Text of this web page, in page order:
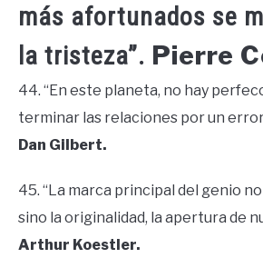
más afortunados se
la tristeza”. Pierre
44. “En este planeta, no hay
terminar las relaciones por un
Dan Gilbert.
45. “La marca principal del genio
sino la originalidad, la apertura de
Arthur Koestler.